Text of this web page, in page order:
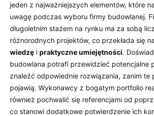
jeden z najważniejszych elementów, które
uwagę podczas wyboru firmy budowlanej.
długoletnim stażem na rynku ma za sobą
różnorodnych projektów, co przekłada się na
wiedzę i praktyczne umiejętności.
budowlana potrafi przewidzieć potencjalne
znaleźć odpowiednie rozwiązania, zanim te
pojawią. Wykonawcy z bogatym portfolio
również pochwalić się referencjami od
co stanowi dodatkowe potwierdzenie ich